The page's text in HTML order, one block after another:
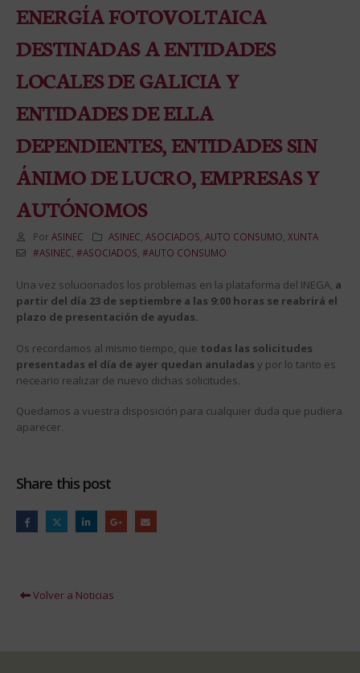
ENERGÍA FOTOVOLTAICA
DESTINADAS A ENTIDADES
LOCALES DE GALICIA Y
ENTIDADES DE ELLA
DEPENDIENTES, ENTIDADES SIN
ÁNIMO DE LUCRO, EMPRESAS Y
AUTÓNOMOS
Por ASINEC ASINEC ,ASOCIADOS ,AUTO CONSUMO ,XUNTA
#ASINEC #ASOCIADOS #AUTO CONSUMO
Una vez solucionados los problemas en la plataforma del INEGA, a
partir del día 23 de septiembre a las 9:00 horas se reabrirá el
plazo de presentación de ayudas.
Os recordamos al mismo tiempo, que todas las solicitudes
presentadas el día de ayer quedan anuladas y por lo tanto es
neceario realizar de nuevo dichas solicitudes.
Quedamos a vuestra disposición para cualquier duda que pudiera
aparecer.
Share this post
Volver a Noticias